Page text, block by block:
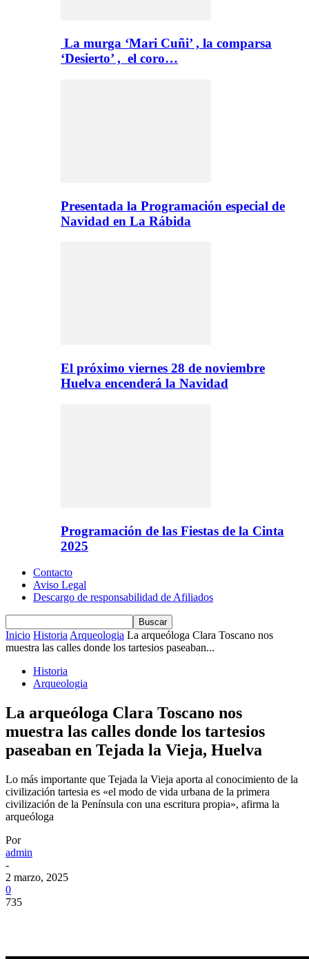
La murga ‘Mari Cuñi’ , la comparsa
‘Desierto’ , el coro…
Presentada la Programación especial de
Navidad en La Rábida
El próximo viernes 28 de noviembre
Huelva encenderá la Navidad
Programación de las Fiestas de la Cinta
2025
Contacto
Aviso Legal
Descargo de responsabilidad de Afiliados
Inicio Historia Arqueologia La arqueóloga Clara Toscano nos
muestra las calles donde los tartesios paseaban...
Historia
Arqueologia
La arqueóloga Clara Toscano nos
muestra las calles donde los tartesios
paseaban en Tejada la Vieja, Huelva
Lo más importante que Tejada la Vieja aporta al conocimiento de la
civilización tartesia es «el modo de vida urbana de la primera
civilización de la Península con una escritura propia», afirma la
arqueóloga
Por
admin
-
2 marzo, 2025
0
735